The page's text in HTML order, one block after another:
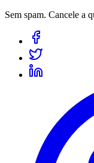
Sem spam. Cancele a